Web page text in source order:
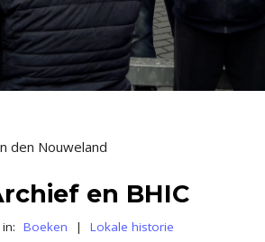
den Nouweland
en BHIC
Boeken | Lokale historie